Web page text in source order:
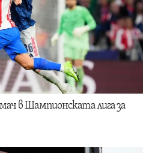
в Шампионската лига за